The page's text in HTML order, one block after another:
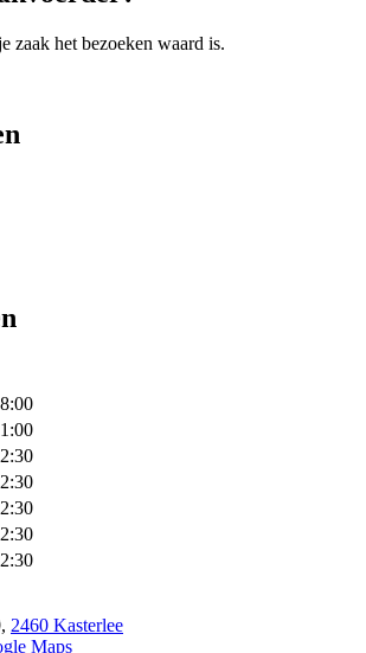
zaak het bezoeken waard is.
, 2460 Kasterlee
Maps